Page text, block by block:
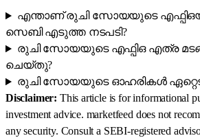
എന്താണ് രുചി സോയയുടെ
സെബി എടുത്ത നടപടി?
രുചി സോയയുടെ എഫ്പിഒ എത്ര
ചെയ്തു?
രുചി സോയയുടെ ഓഹരികൾ
Disclaimer: This article is for informational
investment advice. marketfeed does not
any security. Consult a SEBI-registered